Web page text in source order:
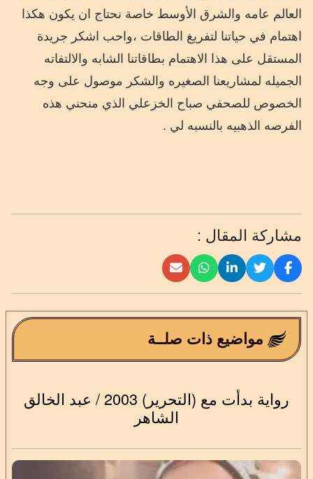
العالم عامه والشرق الأوسط خاصة نحتاج ان يكون هكذا
اهتمام في حياتنا لتفريغ الطاقات ،واحب اشكر جريدة
المستقل على هذا الاهتمام بطاقاتنا الشابه والالتفاته
الجميله لمشاريعنا الصغيره والشكر موصول على وجه
الخصوص للصحفي صباح الخزعلي الذي منحني هذه
الفرصه الذهبيه بالنسبه لي .
مشاركة المقال :
مواضيع ذات صلــة
رواية بدأت مع (التحرير) 2003 / عبد الخالق
الشاهر